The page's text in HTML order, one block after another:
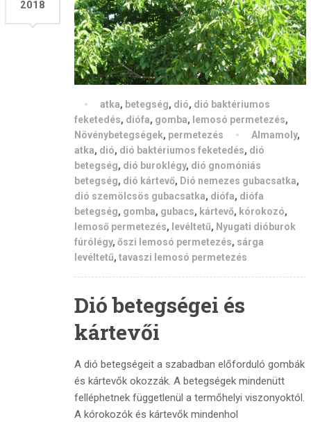
2018
atka, betegség, dió, dió baktériumos
feketedés, diófa, gomba, lemosó permetezés,
Növénybetegségek, permetezés Almamoly,
atka, dió, dió baktériumos feketedés, dió
betegség, dió buroklégy, dió gnomóniás
betegség, dió kártevő, Dió nemezes gubacsatka,
dió szemölcsös gubacsatka, diófa, diófa
betegség, gomba, gubacs, kártevő, kórokozó,
lemoső permetezés, levéltetű, Nyugati dióburok
fúrólégy, őszi lemosó permetezés, sárga
levéltetű, tavaszi lemosó permetezés
Dió betegségei és
kártevői
A dió betegségeit a szabadban előforduló gombák
és kártevők okozzák. A betegségek mindenütt
felléphetnek függetlenül a termőhelyi viszonyoktól.
A kórokozók és kártevők mindenhol